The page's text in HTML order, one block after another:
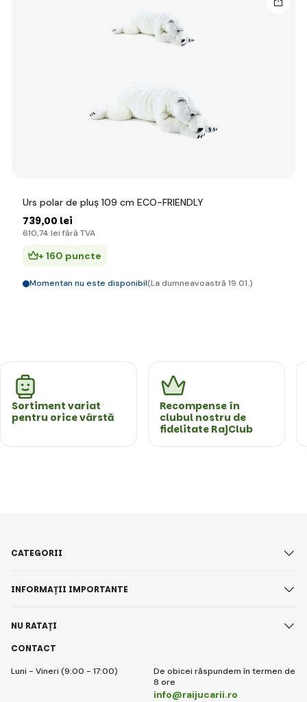
Urs polar de pluș 109 cm ECO-FRIENDLY
739,00 lei
610,74 lei fără TVA
+ 160 puncte
Momentan nu este disponibil(La dumneavoastră 19.01.)
Sortiment variat
pentru orice vârstă
Recompense în
clubul nostru de
fidelitate RajClub
CONTACT
Luni - Vineri (9:00 - 17:00)
De obicei răspundem în termen de
8 ore
info@raijucarii.ro
CATEGORII
INFORMAȚII IMPORTANTE
NU RATAȚI